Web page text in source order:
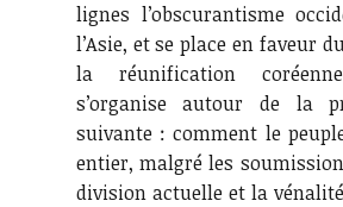
lignes l’obscurantisme
l’Asie, et se place en faveur
la réunification
s’organise autour de la
suivante : comment le
entier, malgré les
division actuelle et la